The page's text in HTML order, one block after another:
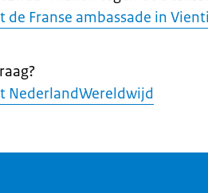
de Franse ambassade in
NederlandWereldwijd